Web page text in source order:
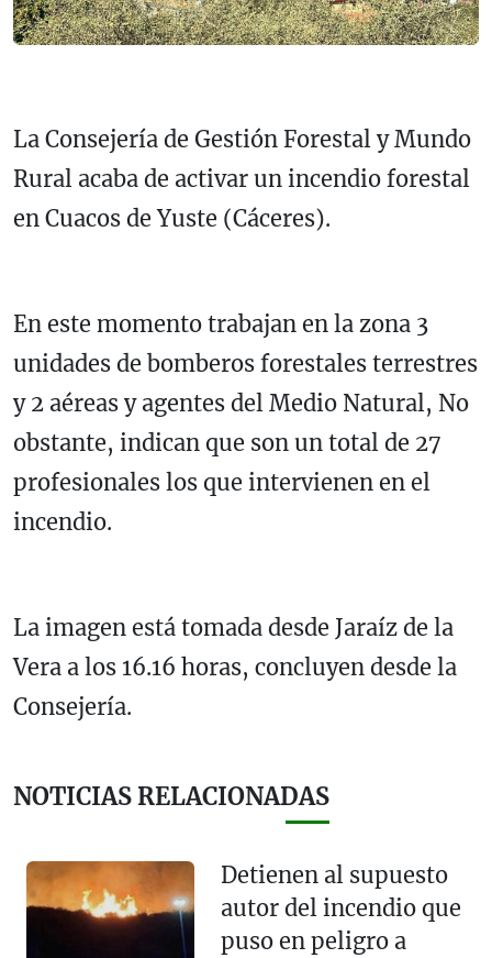
La Consejería de Gestión Forestal y Mundo
Rural acaba de activar un incendio forestal
en Cuacos de Yuste (Cáceres).
En este momento trabajan en la zona 3
unidades de bomberos forestales terrestres
y 2 aéreas y agentes del Medio Natural, No
obstante, indican que son un total de 27
profesionales los que intervienen en el
incendio.
La imagen está tomada desde Jaraíz de la
Vera a los 16.16 horas, concluyen desde la
Consejería.
NOTICIAS RELACIONADAS
Detienen al supuesto
autor del incendio que
puso en peligro a